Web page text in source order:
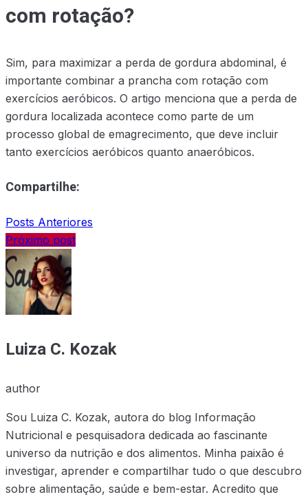
com rotação?
Sim, para maximizar a perda de gordura abdominal, é
importante combinar a prancha com rotação com
exercícios aeróbicos. O artigo menciona que a perda de
gordura localizada acontece como parte de um
processo global de emagrecimento, que deve incluir
tanto exercícios aeróbicos quanto anaeróbicos.
Compartilhe:
Posts Anteriores
Próximo post
Luiza C. Kozak
author
Sou Luiza C. Kozak, autora do blog Informação
Nutricional e pesquisadora dedicada ao fascinante
universo da nutrição e dos alimentos. Minha paixão é
investigar, aprender e compartilhar tudo o que descubro
sobre alimentação, saúde e bem-estar. Acredito que